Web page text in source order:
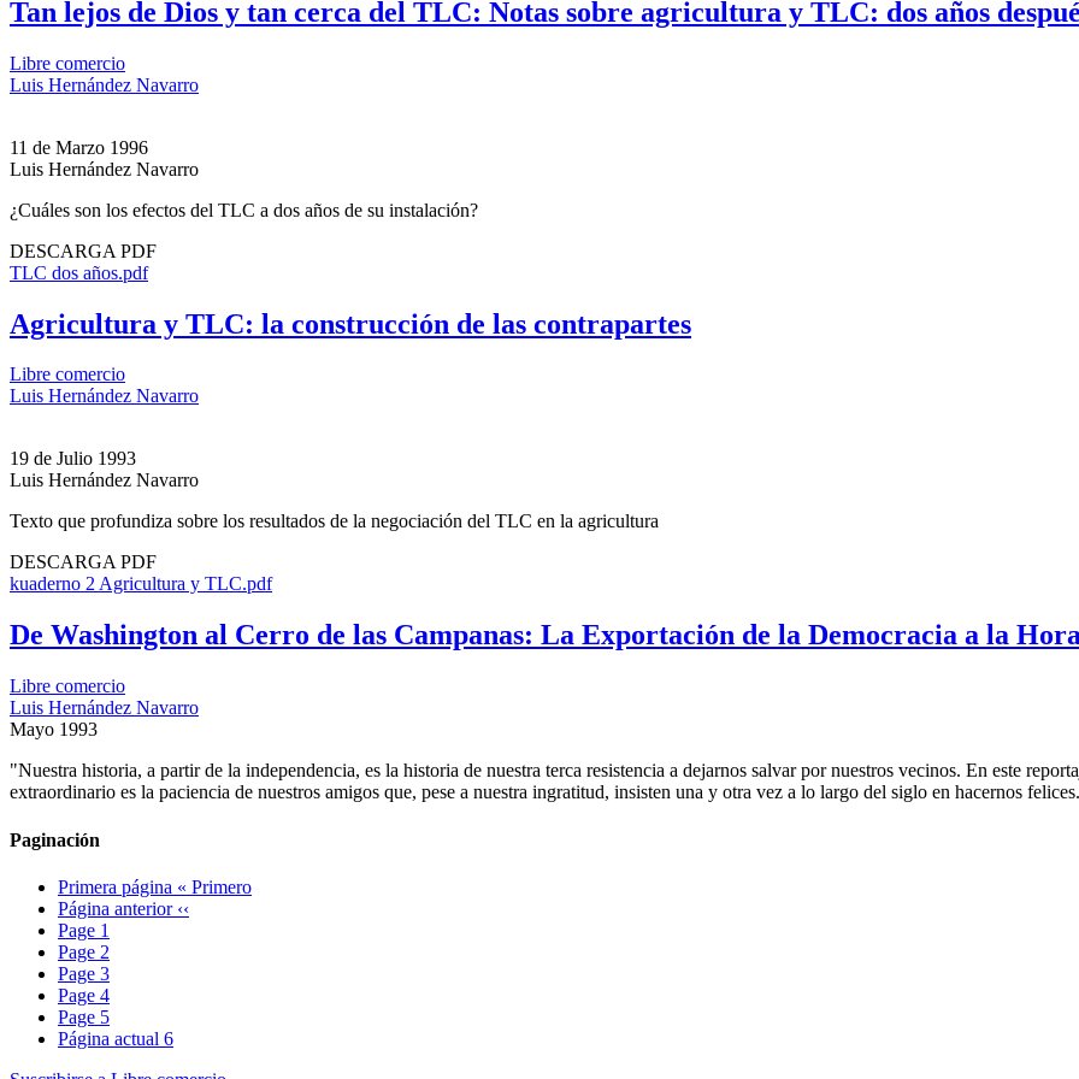
Tan lejos de Dios y tan cerca del TLC: Notas sobre agricultura y TLC: dos años
Libre comercio
Luis Hernández Navarro
11 de Marzo 1996
Luis Hernández Navarro
¿Cuáles son los efectos del TLC a dos años de su instalación?
DESCARGA PDF
TLC dos años.pdf
Agricultura y TLC: la construcción de las contrapartes
Libre comercio
Luis Hernández Navarro
19 de Julio 1993
Luis Hernández Navarro
Texto que profundiza sobre los resultados de la negociación del TLC en la agricultura
DESCARGA PDF
kuaderno 2 Agricultura y TLC.pdf
De Washington al Cerro de las Campanas: La Exportación de la Democracia a la
Libre comercio
Luis Hernández Navarro
Mayo 1993
"Nuestra historia, a partir de la independencia, es la historia de nuestra terca resistencia a dejarnos salvar por nuestros vecinos. En este
extraordinario es la paciencia de nuestros amigos que, pese a nuestra ingratitud, insisten una y otra vez a lo largo del siglo en hacernos felices.
Paginación
Primera página « Primero
Página anterior ‹‹
Page 1
Page 2
Page 3
Page 4
Page 5
Página actual 6